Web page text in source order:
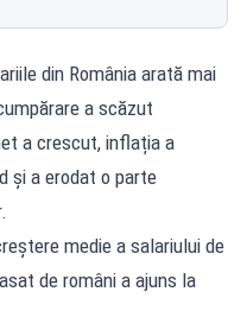
din România arată mai
a scăzut
a crescut, inflația a
și a erodat o parte
medie a salariului de
de români a ajuns la